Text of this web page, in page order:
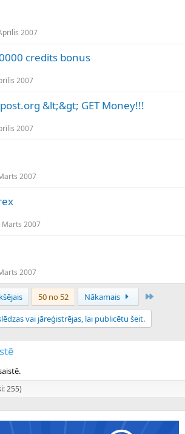
2007
credits bonus
2007
&lt;&gt; GET Money!!!
2007
2007
Marts 2007
2007
50 no 52 Nākamais
vai jāreģistrējas, lai publicētu šeit.
255)